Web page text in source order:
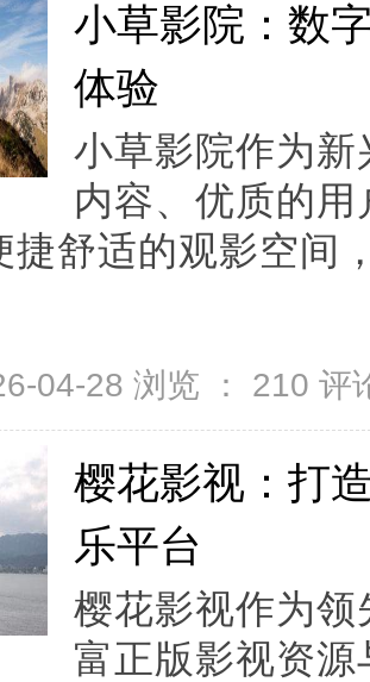
小草影院：数
体验
小草影院作为
内容、优质的
捷舒适的观影空间
04-28 浏览 ： 210 评
樱花影视：打
乐平台
樱花影视作为
富正版影视资